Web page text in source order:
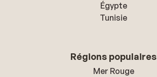
Égypte
Tunisie
Régions populaires
Mer Rouge